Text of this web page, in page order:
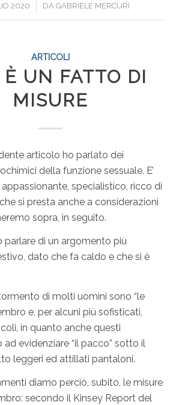
2020 DA GABRIELE MERCURI
ARTICOLI
UN FATTO DI
MISURE
articolo ho parlato dei
della funzione sessuale. E’
specialistico, ricco di
si presta anche a considerazioni
sopra, in seguito.
parlare di un argomento più
dato che fa caldo e che si è
di molti uomini sono “le
e, per alcuni più sofisticati,
in quanto anche questi
evidenziare “il pacco” sotto il
leggeri ed attillati pantaloni.
diamo perciò, subito, le misure
secondo il Kinsey Report del